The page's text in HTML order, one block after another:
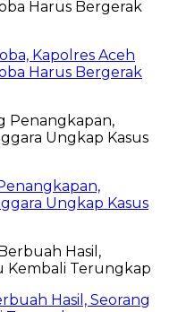
Kapolres Aceh
Harus Bergerak
Ungkap Kasus
Hasil, Seorang